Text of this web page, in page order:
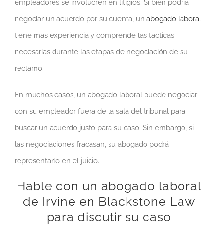
empleadores se involucren en litigios. Si bien podría
negociar un acuerdo por su cuenta, un abogado laboral
tiene más experiencia y comprende las tácticas
necesarias durante las etapas de negociación de su
reclamo.
En muchos casos, un abogado laboral puede negociar
con su empleador fuera de la sala del tribunal para
buscar un acuerdo justo para su caso. Sin embargo, si
las negociaciones fracasan, su abogado podrá
representarlo en el juicio.
Hable con un abogado laboral
de Irvine en Blackstone Law
para discutir su caso